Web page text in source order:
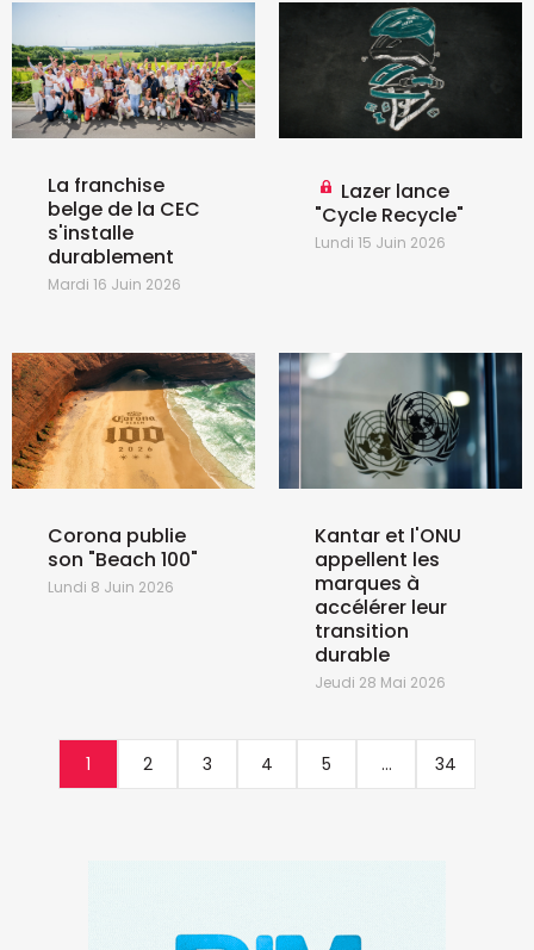
La franchise
belge de la CEC
s'installe
durablement
Mardi 16 Juin 2026
Lazer lance
"Cycle Recycle"
Lundi 15 Juin 2026
Corona publie
son "Beach 100"
Lundi 8 Juin 2026
Kantar et l'ONU
appellent les
marques à
accélérer leur
transition
durable
Jeudi 28 Mai 2026
1 2 3 4 5 ... 34